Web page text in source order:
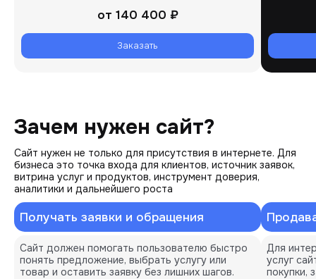
от 140 400 ₽
Заказать
Зачем нужен сайт?
Сайт нужен не только для присутствия в интернете. Для
бизнеса это точка входа для клиентов, источник заявок,
витрина услуг и продуктов, инструмент доверия,
аналитики и дальнейшего роста
Получать заявки и обращения
Сайт должен помогать пользователю быстро
понять предложение, выбрать услугу или
товар и оставить заявку без лишних шагов.
Для
услуг
покупки,